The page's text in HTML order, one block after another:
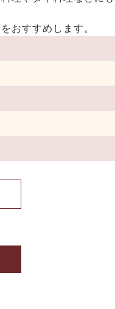
おすすめします。